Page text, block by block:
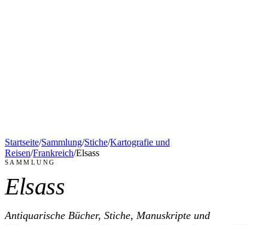
Startseite/Sammlung/Stiche/Kartografie und
Reisen/Frankreich/Elsass
SAMMLUNG
Elsass
Antiquarische Bücher, Stiche, Manuskripte und